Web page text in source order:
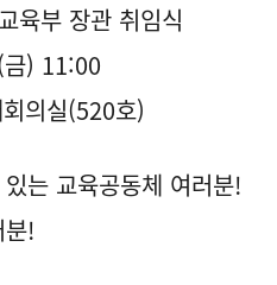
육부 장관 취임식
) 11:00
의실(520호)
는 교육공동체 여러분!
!